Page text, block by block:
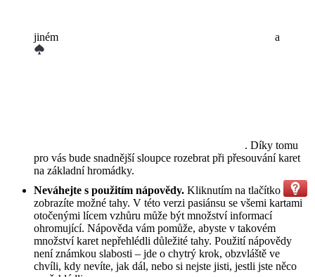
jiném a
. Díky tomu
pro vás bude snadnější sloupce rozebrat při přesouvání karet
na základní hromádky.
Neváhejte s použitím nápovědy. Kliknutím na tlačítko
zobrazíte možné tahy. V této verzi pasiánsu se všemi kartami
otočenými lícem vzhůru může být množství informací
ohromující. Nápověda vám pomůže, abyste v takovém
množství karet nepřehlédli důležité tahy. Použití nápovědy
není známkou slabosti – jde o chytrý krok, obzvláště ve
chvíli, kdy nevíte, jak dál, nebo si nejste jisti, jestli jste něco